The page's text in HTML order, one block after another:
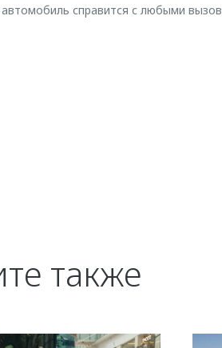
справится с любыми
также